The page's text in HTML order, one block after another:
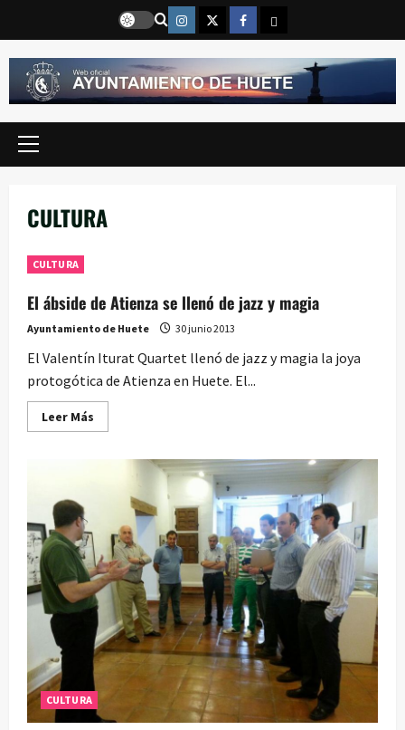
contenido
Instragram
TwitterFacebook
Email
Menú
CULTURA
CULTURA
El ábside de Atienza se llenó de jazz y magia
Ayuntamiento de Huete 30 junio 2013
El Valentín Iturat Quartet llenó de jazz y magia la joya
protogótica de Atienza en Huete. El...
Leer Más
más
Atienza
llenó
de
jazz
y
magia
CULTURA